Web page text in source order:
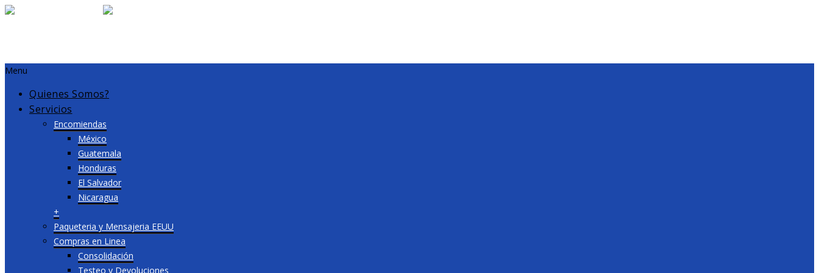
Menu
Quienes Somos?
Servicios
Encomiendas
México
Guatemala
Honduras
El Salvador
Nicaragua
+
Paqueteria y Mensajeria EEUU
Compras en Linea
Consolidación
Testeo y Devoluciones